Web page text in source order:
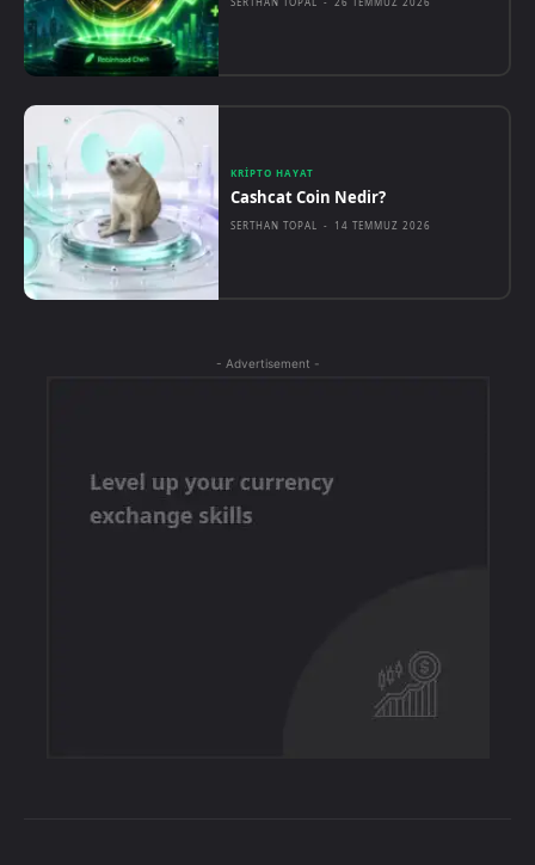
KRIPTO HAYAT
Cashcat Coin Nedir?
SERTHAN TOPAL - 14 TEMMUZ 2026
- Advertisement -